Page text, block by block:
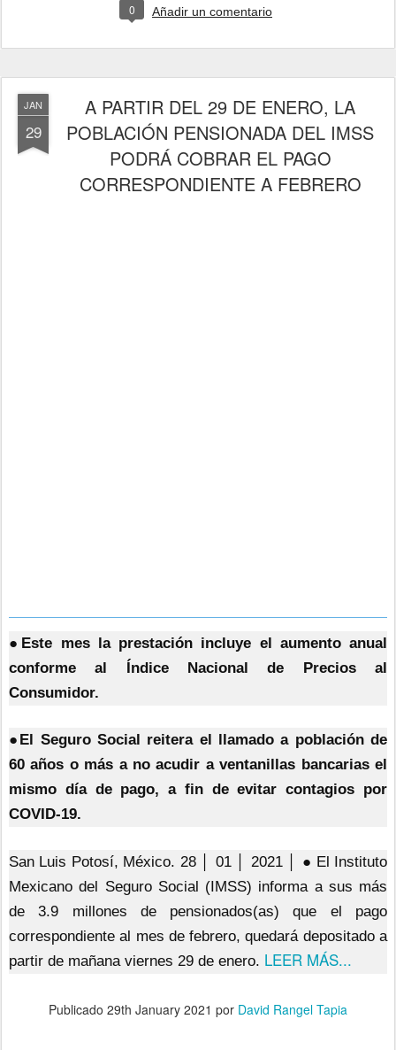
0 Añadir un comentario
JAN
29
A PARTIR DEL 29 DE ENERO, LA
POBLACIÓN PENSIONADA DEL IMSS
PODRÁ COBRAR EL PAGO
CORRESPONDIENTE A FEBRERO
●Este mes la prestación incluye el aumento anual
conforme al Índice Nacional de Precios al
Consumidor.
●El Seguro Social reitera el llamado a población de
60 años o más a no acudir a ventanillas bancarias el
mismo día de pago, a fin de evitar contagios por
COVID-19.
San Luis Potosí, México. 28 │ 01 │ 2021 │ ● El Instituto
Mexicano del Seguro Social (IMSS) informa a sus más
de 3.9 millones de pensionados(as) que el pago
correspondiente al mes de febrero, quedará depositado a
partir de mañana viernes 29 de enero. LEER MÁS...
Publicado 29th January 2021 por David Rangel Tapia